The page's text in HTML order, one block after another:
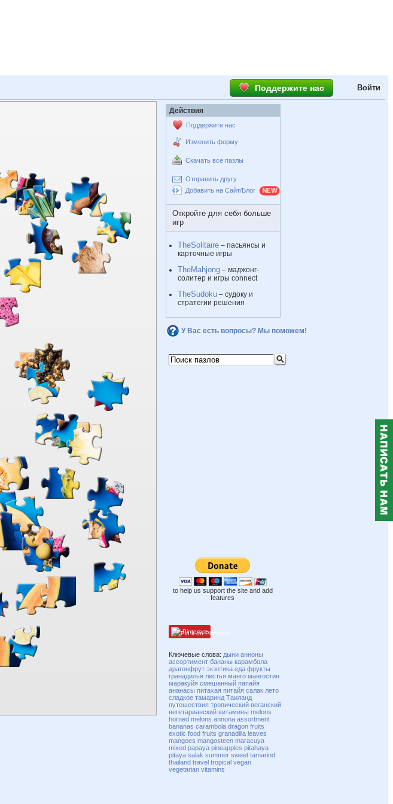
Поддержите нас Войти
Действия
Поддержите нас
Изменить форму
Скачать все пазлы
Отправить другу
Добавить на Сайт/Блог
Откройте для себя больше
игр
TheSolitaire – пасьянсы и
карточные игры
TheMahjong – маджонг-
солитер и игры connect
TheSudoku – судоку и
стратегии решения
У Вас есть вопросы? Мы поможем!
to help us support the site and add
features
Pinterest
Ключевые слова: дыни анноны
ассортимент бананы карамбола
драгонфрут экзотика еда фрукты
гранадилья листья манго мангостин
маракуйя смешанный папайя
ананасы питахая питайя салак лето
сладкое тамаринд Таиланд
путешествия тропический веганский
вегетарианский витамины melons
horned melons annona assortment
bananas carambola dragon fruits
exotic food fruits granadilla leaves
mangoes mangosteen maracuya
mixed papaya pineapples pitahaya
pitaya salak summer sweet tamarind
thailand travel tropical vegan
vegetarian vitamins